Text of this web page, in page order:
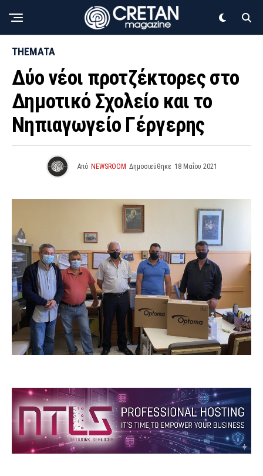
THEMATA
Δύο νέοι προτζέκτορες στο
Δημοτικό Σχολείο και το
Νηπιαγωγείο Γέργερης
Από NEWSROOM Δημοσιεύθηκε 18 Μαΐου 2021